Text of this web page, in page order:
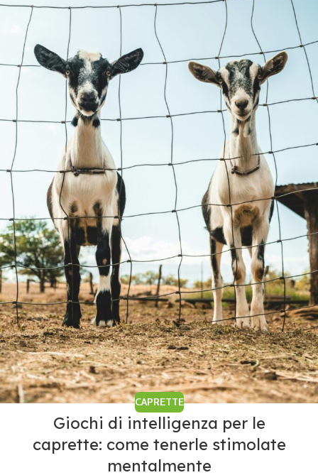
CAPRETTE
Giochi di intelligenza per le
caprette: come tenerle stimolate
mentalmente